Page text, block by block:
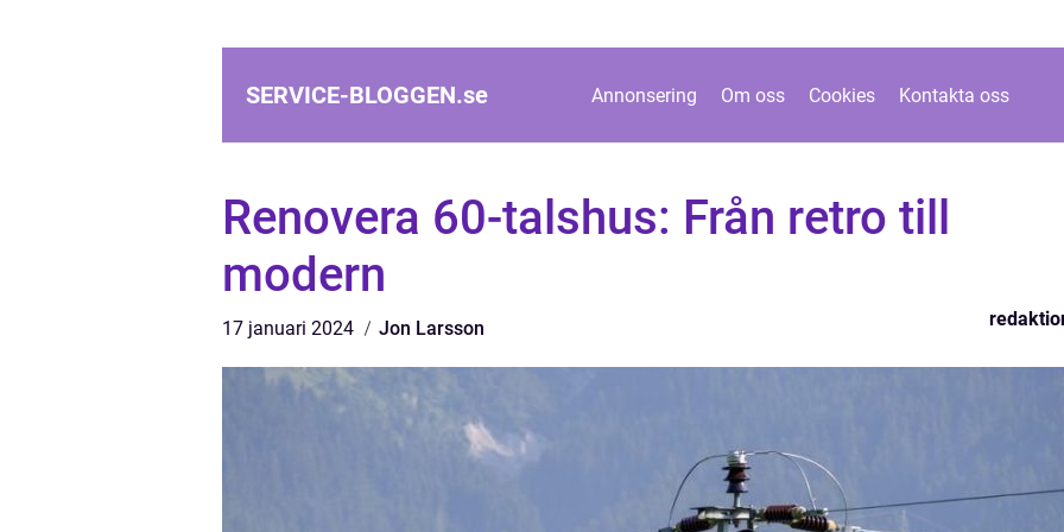
SERVICE-BLOGGEN.se Annonsering Om oss Cookies Kontakta oss
Renovera 60-talshus: Från retro till
modern
17 januari 2024 Jon Larsson